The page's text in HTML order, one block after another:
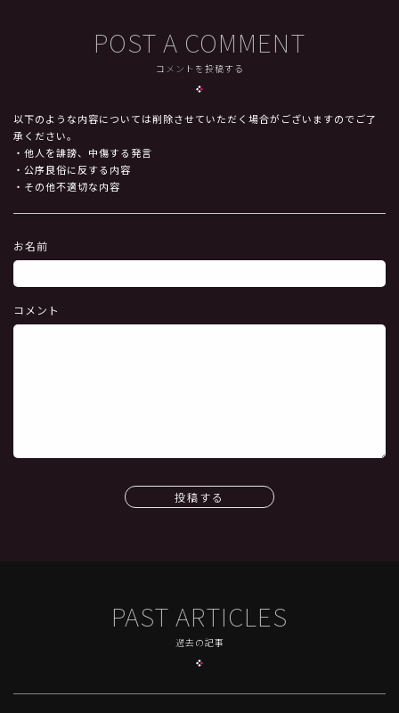
POST A COMMENT
コメントを投稿する
以下のような内容については削除させていただく場合がございますのでご了
承ください。
・他人を誹謗、中傷する発言
・公序良俗に反する内容
・その他不適切な内容
お名前
コメント
投稿する
PAST ARTICLES
過去の記事